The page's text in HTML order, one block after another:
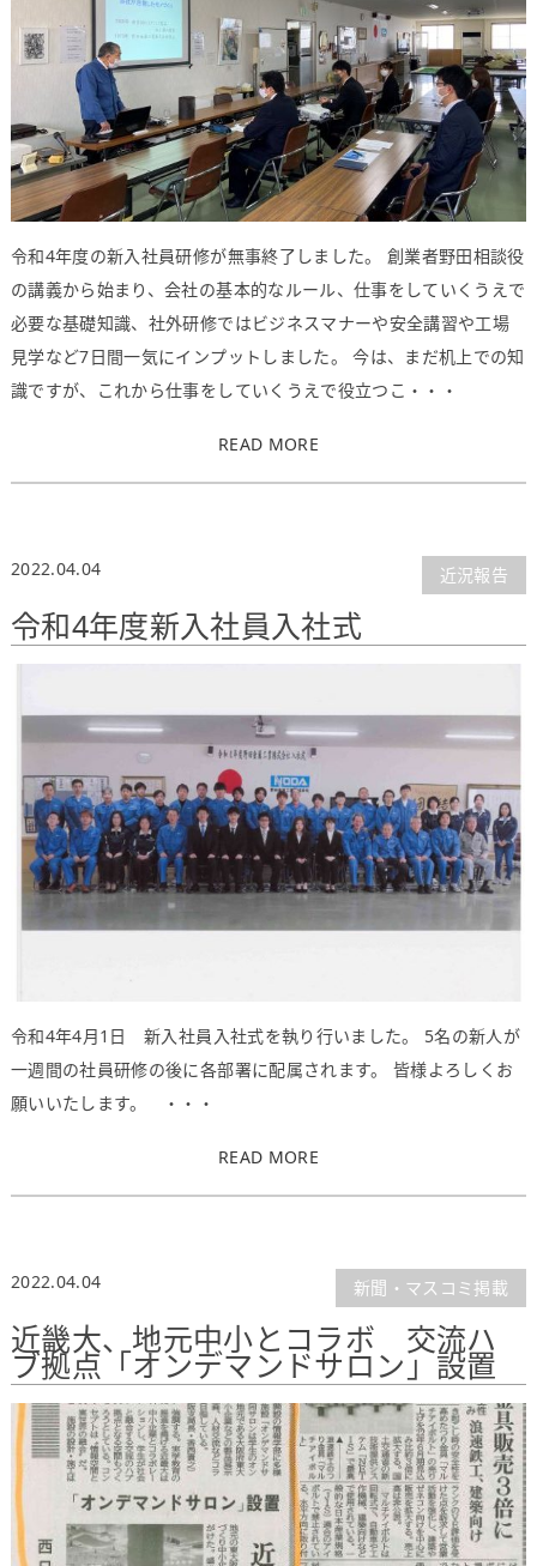
令和4年度の新入社員研修が無事終了しました。 創業者野田相談役
の講義から始まり、会社の基本的なルール、仕事をしていくうえで
必要な基礎知識、社外研修ではビジネスマナーや安全講習や工場
見学など7日間一気にインプットしました。 今は、まだ机上での知
識ですが、これから仕事をしていくうえで役立つこ・・・
READ MORE
2022.04.04 近況報告
令和4年度新入社員入社式
令和4年4月1日 新入社員入社式を執り行いました。 5名の新人が
一週間の社員研修の後に各部署に配属されます。 皆様よろしくお
願いいたします。 ・・・
READ MORE
2022.04.04 新聞・マスコミ掲載
近畿大、地元中小とコラボ 交流ハ
ブ拠点「オンデマンドサロン」設置